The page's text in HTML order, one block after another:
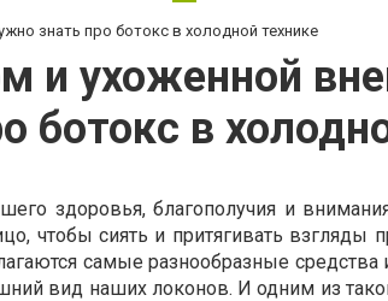
знать про ботокс в холодной технике
и ухоженной
ботокс в
здоровья, благополучия и
чтобы сиять и притягивать взгляды
самые разнообразные
вид наших локонов. И одним из